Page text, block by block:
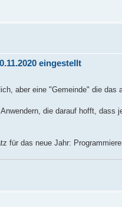
eingestellt
aber eine "Gemeinde" die das
die darauf hofft,
für das neue Jahr: